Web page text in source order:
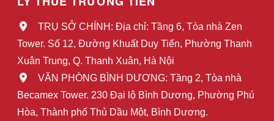
TRỤ SỞ CHÍNH: Địa chỉ: Tầng 6, Tòa nhà Zen
Tower. Số 12, Đường Khuất Duy Tiến, Phường Thanh
Xuân Trung, Q. Thanh Xuân, Hà Nội
VĂN PHÒNG BÌNH DƯƠNG: Tầng 2, Tòa nhà
Becamex Tower. 230 Đại lộ Bình Dương, Phường Phú
Hòa, Thành phố Thủ Dầu Một, Bình Dương.